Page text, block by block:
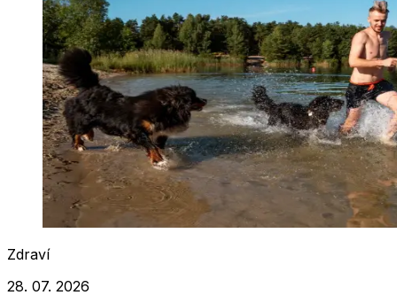
Zdraví
28. 07. 2026